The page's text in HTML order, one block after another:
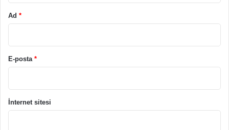
Ad *
E-posta *
İnternet sitesi